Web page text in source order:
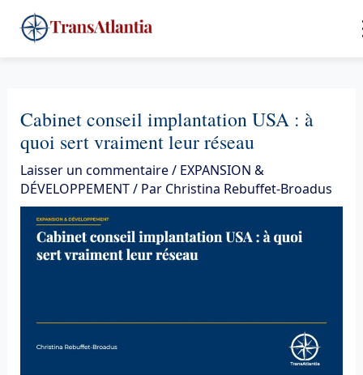
au
contenu
Cabinet conseil implantation USA : à
quoi sert vraiment leur réseau
Laisser un commentaire/ EXPANSION &
DÉVELOPPEMENT/ Par Christina Rebuffet-Broadus